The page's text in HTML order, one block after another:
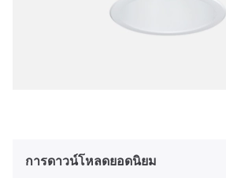
การดาวน์โหลดยอดนิยม